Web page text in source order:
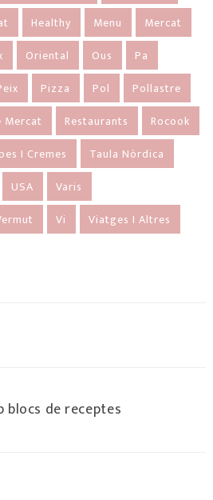
Healthy Menu
Mercat
Oriental Ous
Pa
Pizza Pol
Pollastre
Mercat Restaurants
Rocook
I Cremes
Taula Nòrdica
USA
Varis
Vi
Viatges I Altres